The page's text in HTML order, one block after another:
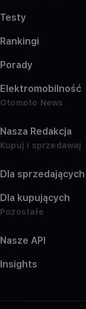
Testy
Rankingi
Porady
Elektromobilność
Otomoto News
Nasza Redakcja
Kupuj i sprzedawaj
Dla sprzedających
Dla kupujących
Pozostałe
Nasze API
Insights